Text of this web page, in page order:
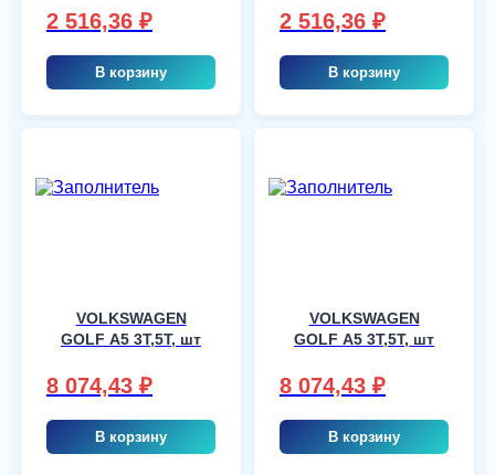
2 516,36 ₽
В корзину
2 516,36 ₽
В корзину
VOLKSWAGEN
GOLF A5 3T,5T, шт
8 074,43 ₽
В корзину
VOLKSWAGEN
GOLF A5 3T,5T, шт
8 074,43 ₽
В корзину